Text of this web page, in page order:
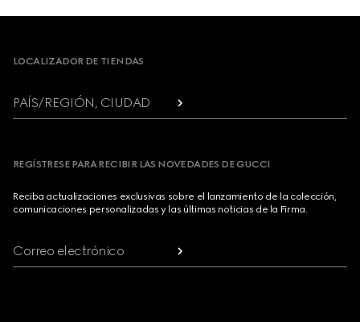
LOCALIZADOR DE TIENDAS
PAÍS/REGIÓN, CIUDAD
REGÍSTRESE PARA RECIBIR LAS NOVEDADES DE GUCCI
Reciba actualizaciones exclusivas sobre el lanzamiento de la colección,
comunicaciones personalizadas y las últimas noticias de la Firma.
Correo electrónico